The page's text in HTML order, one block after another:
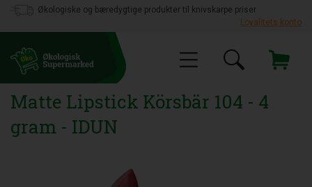
Økologiske og bæredygtige produkter til knivskarpe priser
Loyalitets konto
Matte Lipstick Körsbär 104 - 4
gram - IDUN